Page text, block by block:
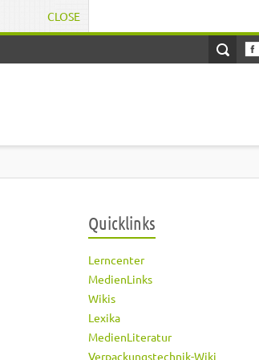
CLOSE
Quicklinks
Lerncenter
MedienLinks
Wikis
Lexika
MedienLiteratur
Verpackungstechnik-Wiki